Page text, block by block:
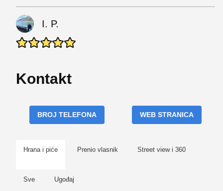
I. P.
Kontakt
BROJ TELEFONA WEB STRANICA
Hrana i piće Prenio vlasnik Street view i 360
Sve Ugođaj